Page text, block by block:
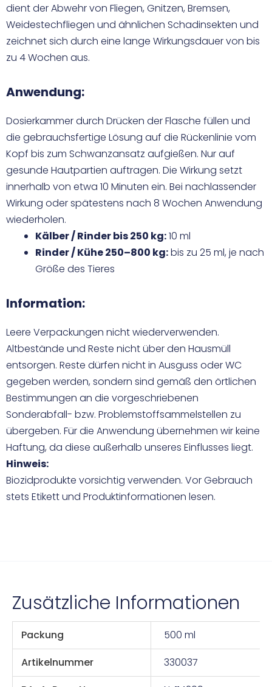
dient der Abwehr von Fliegen, Gnitzen, Bremsen,
Weidestechfliegen und ähnlichen Schadinsekten und
zeichnet sich durch eine lange Wirkungsdauer von bis
zu 4 Wochen aus.
Anwendung:
Dosierkammer durch Drücken der Flasche füllen und
die gebrauchsfertige Lösung auf die Rückenlinie vom
Kopf bis zum Schwanzansatz aufgießen. Nur auf
gesunde Hautpartien auftragen. Die Wirkung setzt
innerhalb von etwa 10 Minuten ein. Bei nachlassender
Wirkung oder spätestens nach 8 Wochen Anwendung
wiederholen.
Kälber / Rinder bis 250 kg:10 ml
Rinder / Kühe 250–800 kg:bis zu 25 ml, je nach
Größe des Tieres
Information:
Leere Verpackungen nicht wiederverwenden.
Altbestände und Reste nicht über den Hausmüll
entsorgen. Reste dürfen nicht in Ausguss oder WC
gegeben werden, sondern sind gemäß den örtlichen
Bestimmungen an die vorgeschriebenen
Sonderabfall- bzw. Problemstoffsammelstellen zu
übergeben. Für die Anwendung übernehmen wir keine
Haftung, da diese außerhalb unseres Einflusses liegt.
Hinweis:
Biozidprodukte vorsichtig verwenden. Vor Gebrauch
stets Etikett und Produktinformationen lesen.
Zusätzliche Informationen
Packung
500 ml
Artikelnummer
330037